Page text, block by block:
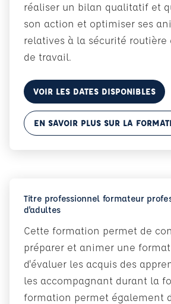
réaliser un bilan qualitatif et
son action et optimiser ses
relatives à la sécurité routière
de travail.
VOIR LES DATES DISPONIBLES
EN SAVOIR PLUS SUR LA
Titre professionnel formateur
d'adultes
Cette formation permet de
préparer et animer une
d'évaluer les acquis des
les accompagnant durant la
formation permet également